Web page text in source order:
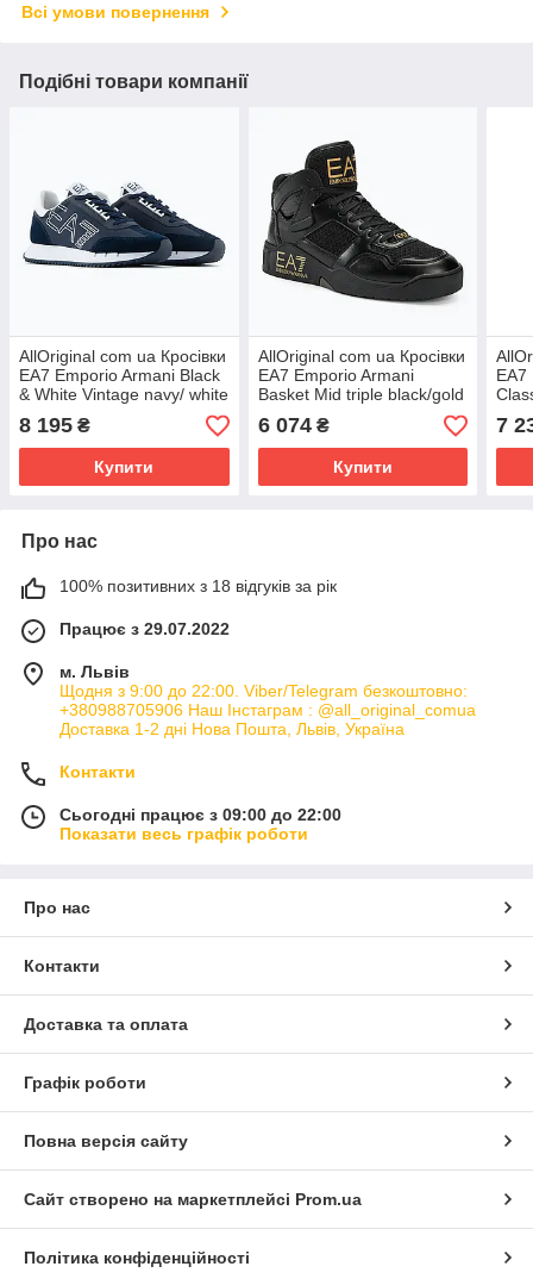
Всі умови повернення
Подібні товари компанії
AllOriginal com ua Кросівки
EA7 Emporio Armani Black
& White Vintage navy/ white
РОЗМІРИ ЗАПИТУЙТЕ
8 195 ₴
Купити
AllOriginal com ua Кросівки
EA7 Emporio Armani
Basket Mid triple black/gold
РОЗМІРИ ЗАПИТУЙТЕ
6 074₴
Купити
EA7
7
Про нас
100% позитивних з 18 відгуків за рік
Працює з 29.07.2022
м. Львів
Щодня з 9:00 до 22:00. Viber/Telegram безкоштовно:
+380988705906 Наш Інстаграм : @all_original_comua
Доставка 1-2 дні Нова Пошта, Львів, Україна
Контакти
Сьогодні працює з 09:00 до 22:00
Показати весь графік роботи
Про нас
Контакти
Доставка та оплата
Графік роботи
Повна версія сайту
Сайт створено на маркетплейсі Prom.ua
Політика конфіденційності